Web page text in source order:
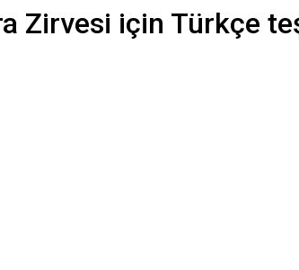
Zirvesi için Türkçe